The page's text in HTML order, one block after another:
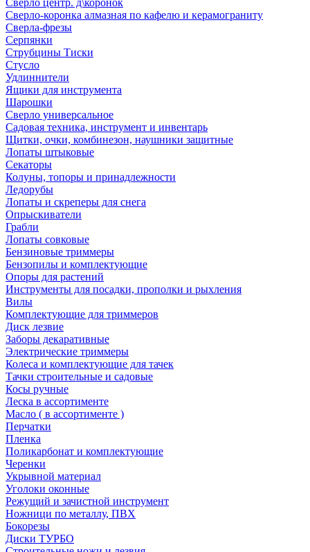
Сверло центр. д\коронок
Сверло-коронка алмазная по кафелю и керамограниту
Сверла-фрезы
Серпянки
Струбцины Тиски
Стусло
Удлиннители
Ящики для инструмента
Шарошки
Сверло универсальное
Садовая техника, инструмент и инвентарь
Щитки, очки, комбинезон, наушники защитные
Лопаты штыковые
Секаторы
Колуны, топоры и принадлежности
Ледорубы
Лопаты и скреперы для снега
Опрыскиватели
Грабли
Лопаты совковые
Бензиновые триммеры
Бензопилы и комплектующие
Опоры для растений
Инструменты для посадки, прополки и рыхления
Вилы
Комплектующие для триммеров
Диск лезвие
Заборы декаративные
Электрические триммеры
Колеса и комплектующие для тачек
Тачки строительные и садовые
Косы ручные
Леска в ассортименте
Масло ( в ассортименте )
Перчатки
Пленка
Поликарбонат и комплектующие
Черенки
Укрывной материал
Уголоки оконные
Режущий и зачистной инструмент
Ножници по металлу, ПВХ
Бокорезы
Диски ТУРБО